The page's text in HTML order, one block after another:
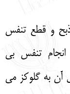
ذبح و قطع تنفس
تنفس بی‌
آن به گلوکز می‌